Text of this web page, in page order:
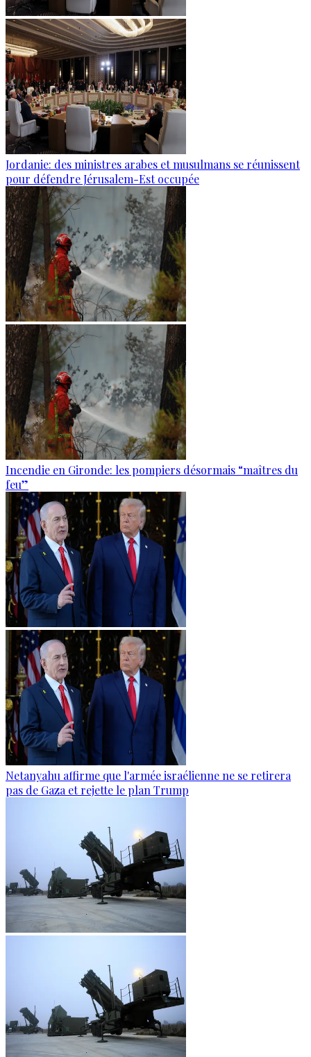
Jordanie: des ministres arabes et musulmans se réunissent
pour défendre Jérusalem-Est occupée
Incendie en Gironde: les pompiers désormais “maîtres du
feu”
Netanyahu affirme que l'armée israélienne ne se retirera
pas de Gaza et rejette le plan Trump